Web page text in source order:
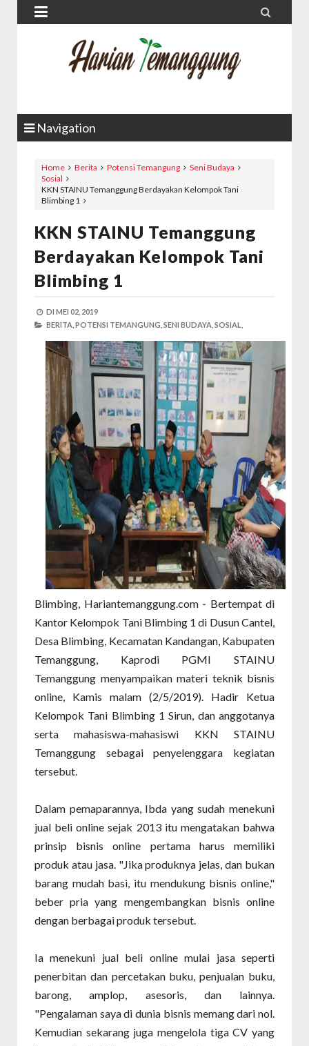
 
Navigation
Home Berita Potensi Temangung
Seni Budaya
Sosial
KKN STAINU Temanggung Berdayakan Kelompok Tani
Blimbing 1
KKN STAINU Temanggung
Berdayakan Kelompok Tani
Blimbing 1
DI MEI 02, 2019
BERITA, POTENSI TEMANGUNG, SENI BUDAYA, SOSIAL,
Blimbing, Hariantemanggung.com - Bertempat di
Kantor Kelompok Tani Blimbing 1 di Dusun Cantel,
Desa Blimbing, Kecamatan Kandangan, Kabupaten
Temanggung, Kaprodi PGMI STAINU
Temanggung menyampaikan materi teknik bisnis
online, Kamis malam (2/5/2019). Hadir Ketua
Kelompok Tani Blimbing 1 Sirun, dan anggotanya
serta mahasiswa-mahasiswi KKN STAINU
Temanggung sebagai penyelenggara kegiatan
tersebut.
Dalam pemaparannya, Ibda yang sudah menekuni
jual beli online sejak 2013 itu mengatakan bahwa
prinsip bisnis online pertama harus memiliki
produk atau jasa. "Jika produknya jelas, dan bukan
barang mudah basi, itu mendukung bisnis online,"
beber pria yang mengembangkan bisnis online
dengan berbagai produk tersebut.
Ia menekuni jual beli online mulai jasa seperti
penerbitan dan percetakan buku, penjualan buku,
barong, amplop, asesoris, dan lainnya.
"Pengalaman saya di dunia bisnis memang dari nol.
Kemudian sekarang juga mengelola tiga CV yang